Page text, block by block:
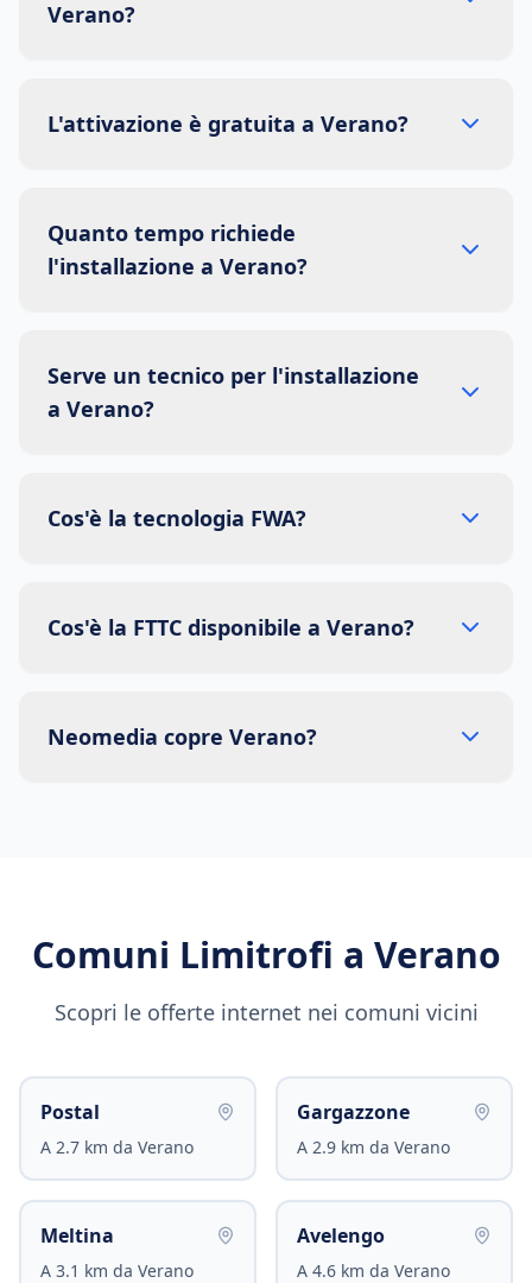
Verano?
L'attivazione è gratuita a Verano?
Quanto tempo richiede
l'installazione a Verano?
Serve un tecnico per l'installazione
a Verano?
Cos'è la tecnologia FWA?
Cos'è la FTTC disponibile a Verano?
Neomedia copre Verano?
Comuni Limitrofi a Verano
Scopri le offerte internet nei comuni vicini
Postal
A 2.7 km da Verano
Gargazzone
A 2.9 km da Verano
Meltina
A 3.1 km da Verano
Avelengo
A 4.6 km da Verano